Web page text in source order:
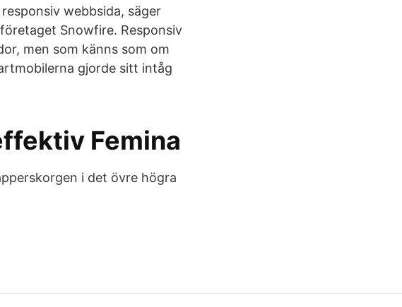
webbsida, säger
Snowfire. Responsiv
men som känns som om
gjorde sitt intåg
Femina
i det övre högra